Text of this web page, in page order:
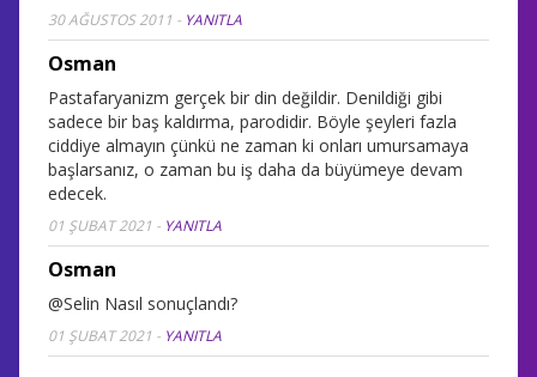
30 AĞUSTOS 2011 - YANITLA
Osman
Pastafaryanizm gerçek bir din değildir. Denildiği gibi
sadece bir baş kaldırma, parodidir. Böyle şeyleri fazla
ciddiye almayın çünkü ne zaman ki onları umursamaya
başlarsanız, o zaman bu iş daha da büyümeye devam
edecek.
01 ŞUBAT 2021 - YANITLA
Osman
@Selin Nasıl sonuçlandı?
01 ŞUBAT 2021 - YANITLA